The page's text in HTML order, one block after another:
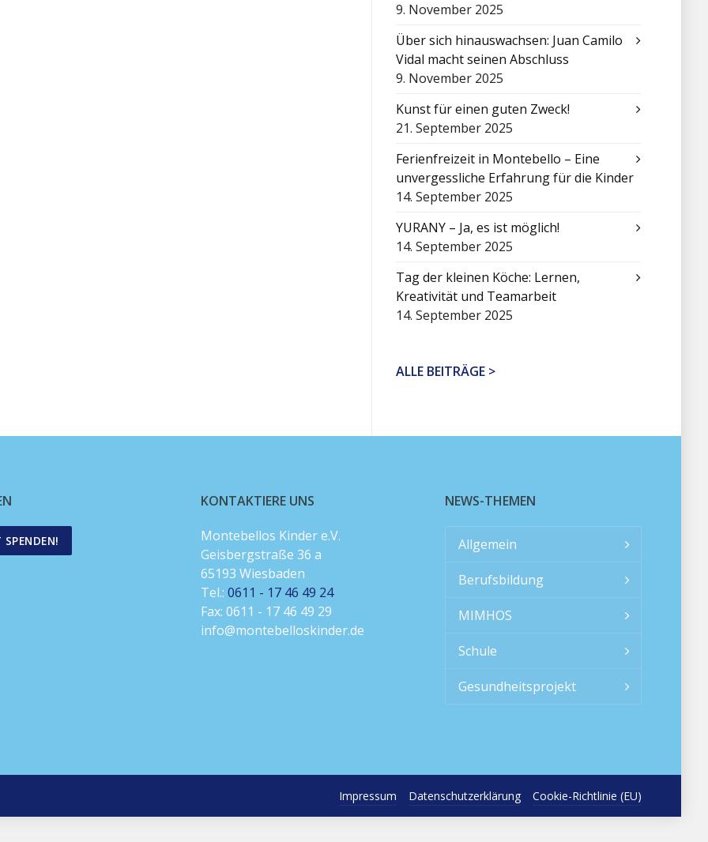
9. November 2025
Über sich hinauswachsen: Juan Camilo
Vidal macht seinen Abschluss
9. November 2025
Kunst für einen guten Zweck!
21. September 2025
Ferienfreizeit in Montebello – Eine
unvergessliche Erfahrung für die Kinder
14. September 2025
YURANY – Ja, es ist möglich!
14. September 2025
Tag der kleinen Köche: Lernen,
Kreativität und Teamarbeit
14. September 2025
ALLE BEITRÄGE >
SPENDEN!
KONTAKTIERE UNS
Montebellos Kinder e.V.
Geisbergstraße 36 a
65193 Wiesbaden
Tel.: 0611 - 17 46 49 24
Fax: 0611 - 17 46 49 29
info@montebelloskinder.de
NEWS-THEMEN
Allgemein
Berufsbildung
MIMHOS
Schule
Gesundheitsprojekt
Impressum Datenschutzerklärung Cookie-Richtlinie (EU)